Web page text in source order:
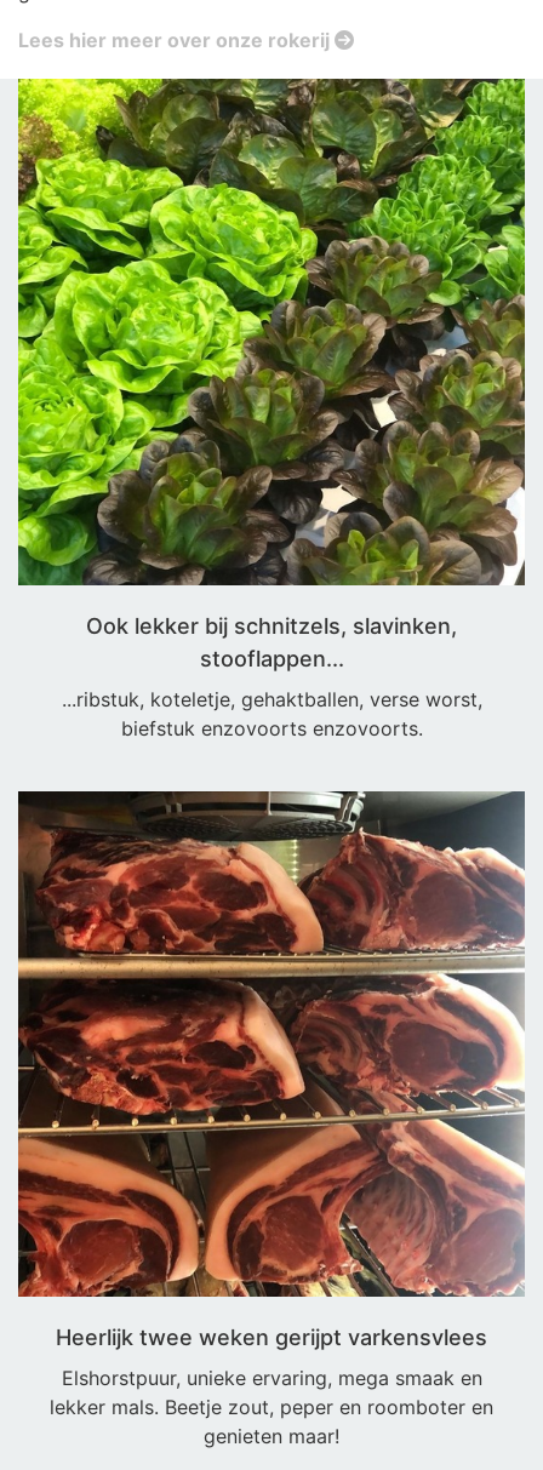
Lees hier meer over onze rokerij
Ook lekker bij schnitzels, slavinken,
stooflappen...
...ribstuk, koteletje, gehaktballen, verse worst,
biefstuk enzovoorts enzovoorts.
Heerlijk twee weken gerijpt varkensvlees
Elshorstpuur, unieke ervaring, mega smaak en
lekker mals. Beetje zout, peper en roomboter en
genieten maar!